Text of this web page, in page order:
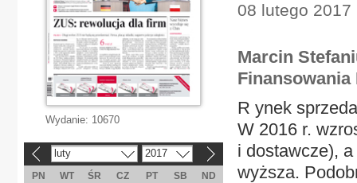
08 lutego 2017
Marcin
R ynek
W 2016 r.
i dostawcze),
wyższa.
Wydanie: 10670
luty 2017
PN WT ŚR CZ PT SB
ND